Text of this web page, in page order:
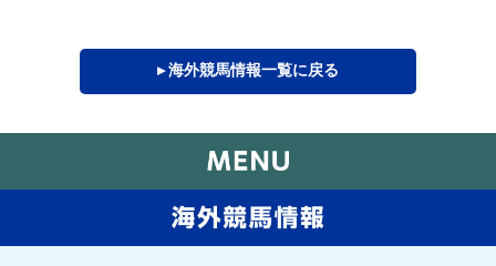
▸ 海外競馬情報一覧に戻る